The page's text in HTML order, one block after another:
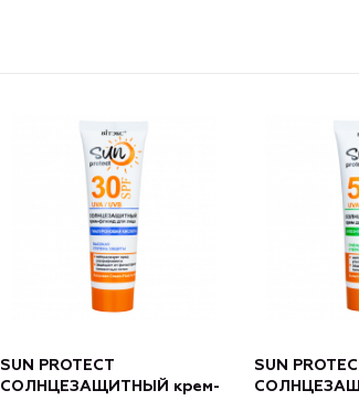
SUN PROTECT
СОЛНЦЕЗАЩИТНЫЙ крем-
SUN